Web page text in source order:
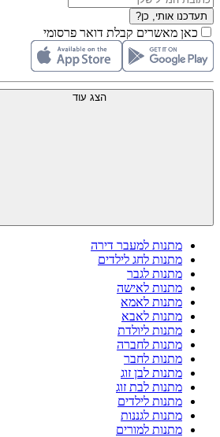
תעדכנו אותי, כן?
כאן מאשרים קבלת דואר פרסומי
הצג עוד
מתנות למעבר דירה
מתנות לחג לילדים
מתנות לגבר
מתנות לאישה
מתנות לאמא
מתנות לאבא
מתנות ליולדת
מתנות לחברה
מתנות לחבר
מתנות לבן זוג
מתנות לבת זוג
מתנות לילדים
מתנות לגננות
מתנות למורים